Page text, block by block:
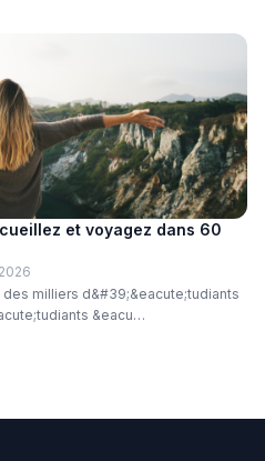
et voyagez dans 60
milliers d&#39;&eacute;tudiants
&eacu…